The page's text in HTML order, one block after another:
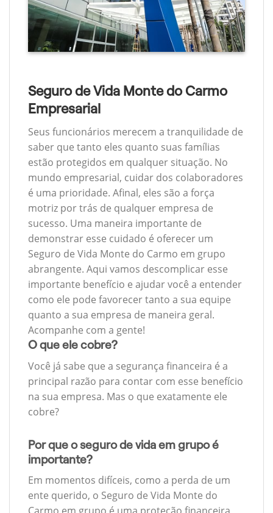
Seguro de Vida Monte do Carmo
Empresarial
Seus funcionários merecem a tranquilidade de
saber que tanto eles quanto suas famílias
estão protegidos em qualquer situação. No
mundo empresarial, cuidar dos colaboradores
é uma prioridade. Afinal, eles são a força
motriz por trás de qualquer empresa de
sucesso. Uma maneira importante de
demonstrar esse cuidado é oferecer um
Seguro de Vida Monte do Carmo em grupo
abrangente. Aqui vamos descomplicar esse
importante benefício e ajudar você a entender
como ele pode favorecer tanto a sua equipe
quanto a sua empresa de maneira geral.
Acompanhe com a gente!
O que ele cobre?
Você já sabe que a segurança financeira é a
principal razão para contar com esse benefício
na sua empresa. Mas o que exatamente ele
cobre?
Por que o seguro de vida em grupo é
importante?
Em momentos difíceis, como a perda de um
ente querido, o Seguro de Vida Monte do